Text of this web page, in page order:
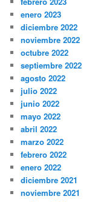
enero 2023
diciembre 2022
noviembre 2022
octubre 2022
septiembre 2022
agosto 2022
julio 2022
junio 2022
mayo 2022
abril 2022
marzo 2022
febrero 2022
enero 2022
diciembre 2021
noviembre 2021